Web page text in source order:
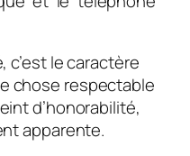
c’est le caractère
chose respectable
d’honorabilité,
apparente.